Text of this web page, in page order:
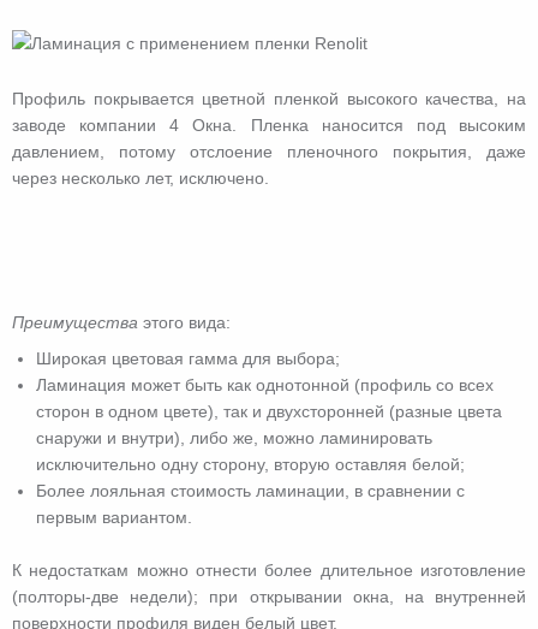
Профиль покрывается цветной пленкой высокого качества, на
заводе компании 4 Окна. Пленка наносится под высоким
давлением, потому отслоение пленочного покрытия, даже
через несколько лет, исключено.
Преимущества этого вида:
Широкая цветовая гамма для выбора;
Ламинация может быть как однотонной (профиль со всех
сторон в одном цвете), так и двухсторонней (разные цвета
снаружи и внутри), либо же, можно ламинировать
исключительно одну сторону, вторую оставляя белой;
Более лояльная стоимость ламинации, в сравнении с
первым вариантом.
К недостаткам можно отнести более длительное изготовление
(полторы-две недели); при открывании окна, на внутренней
поверхности профиля виден белый цвет.